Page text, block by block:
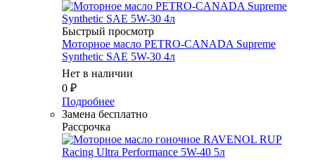
Быстрый просмотр
Моторное масло PETRO-CANADA Supreme
Synthetic SAE 5W-30 4л
Нет в наличии
0 ₽
Подробнее
Замена бесплатно
Рассрочка